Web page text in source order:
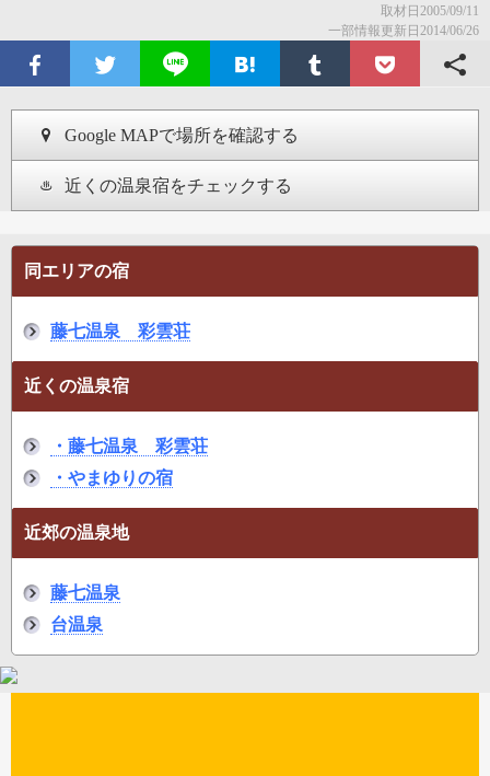
取材日2005/09/11
一部情報更新日2014/06/26
Google MAPで場所を確認する
近くの温泉宿をチェックする
同エリアの宿
藤七温泉 彩雲荘
近くの温泉宿
・藤七温泉 彩雲荘
・やまゆりの宿
近郊の温泉地
藤七温泉
台温泉